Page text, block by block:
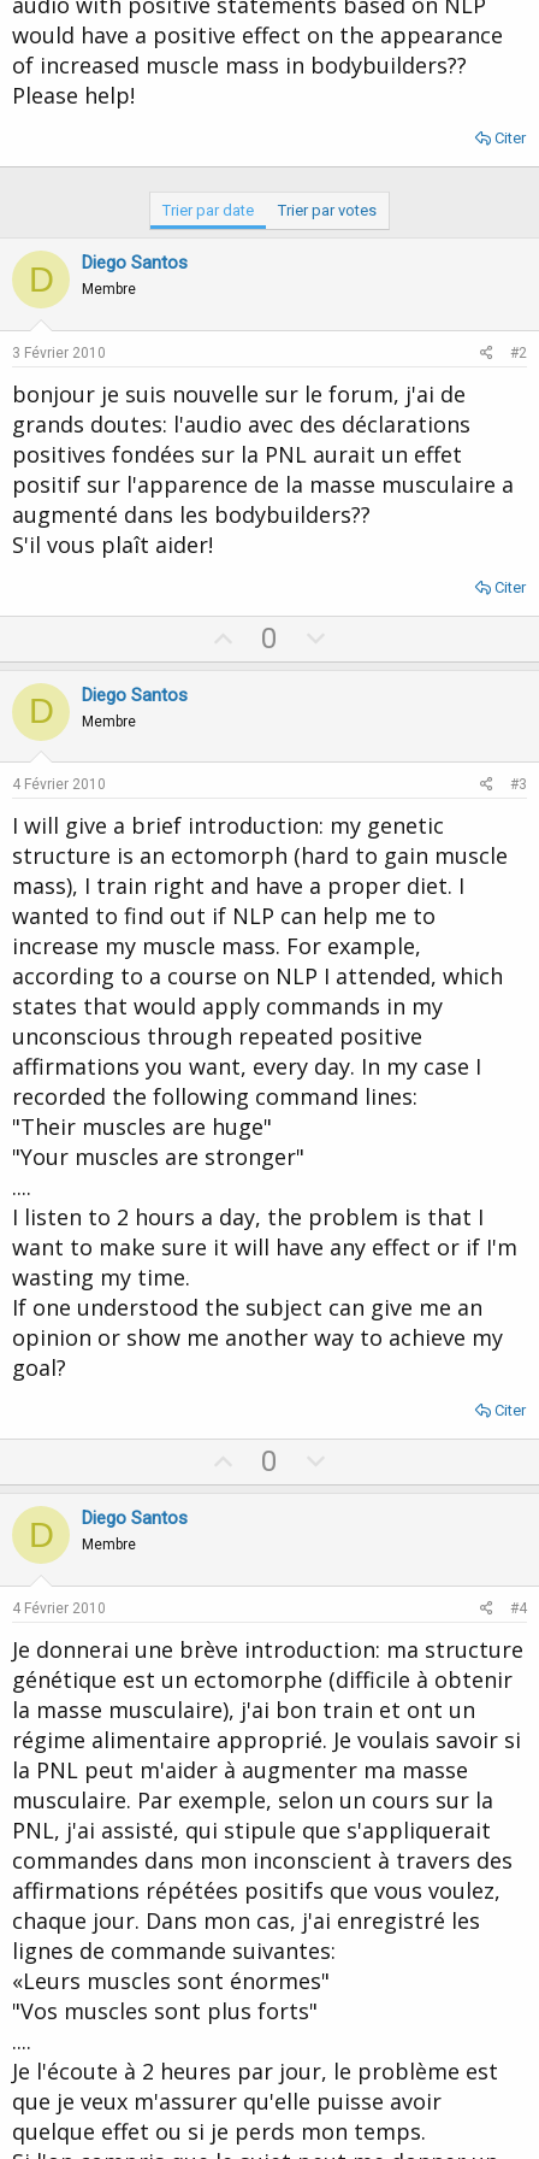
d
e
l
a
d
c
i
o
n
t
would have a positive effect on the appearance
of increased muscle mass in bodybuilders??
Please help!
Citer
Trier par date Trier par votes
D Diego Santos
Membre
3 Février 2010 #2
bonjour je suis nouvelle sur le forum, j'ai de
grands doutes: l'audio avec des déclarations
positives fondées sur la PNL aurait un effet
positif sur l'apparence de la masse musculaire a
augmenté dans les bodybuilders??
S'il vous plaît aider!
Citer
p
t
0
o
v
e
D Diego Santos
Membre
4 Février 2010 #3
I will give a brief introduction: my genetic
structure is an ectomorph (hard to gain muscle
mass), I train right and have a proper diet. I
wanted to find out if NLP can help me to
increase my muscle mass. For example,
according to a course on NLP I attended, which
states that would apply commands in my
unconscious through repeated positive
affirmations you want, every day. In my case I
recorded the following command lines:
"Their muscles are huge"
"Your muscles are stronger"
....
I listen to 2 hours a day, the problem is that I
want to make sure it will have any effect or if I'm
wasting my time.
If one understood the subject can give me an
opinion or show me another way to achieve my
goal?
Citer
p
0
o
t
e
D Diego Santos
Membre
4 Février 2010 #4
Je donnerai une brève introduction: ma structure
génétique est un ectomorphe (difficile à obtenir
la masse musculaire), j'ai bon train et ont un
régime alimentaire approprié. Je voulais savoir si
la PNL peut m'aider à augmenter ma masse
musculaire. Par exemple, selon un cours sur la
PNL, j'ai assisté, qui stipule que s'appliquerait
commandes dans mon inconscient à travers des
affirmations répétées positifs que vous voulez,
chaque jour. Dans mon cas, j'ai enregistré les
lignes de commande suivantes:
«Leurs muscles sont énormes"
"Vos muscles sont plus forts"
....
Je l'écoute à 2 heures par jour, le problème est
que je veux m'assurer qu'elle puisse avoir
quelque effet ou si je perds mon temps.